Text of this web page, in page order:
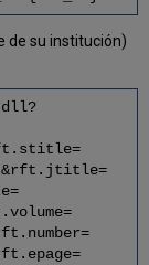
de su institución)